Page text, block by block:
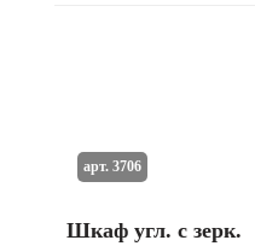
Шкаф угл. с зерк.
арт. 3706